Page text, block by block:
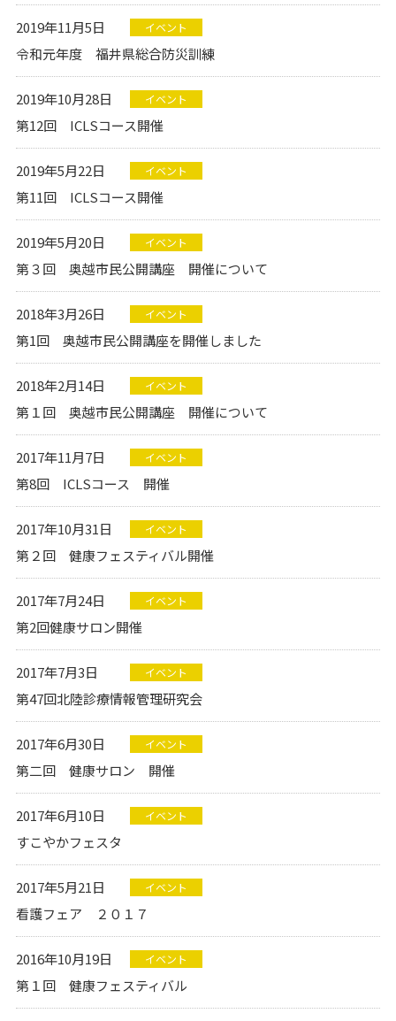
2019年11月5日 イベント
令和元年度 福井県総合防災訓練
2019年10月28日 イベント
第12回 ICLSコース開催
2019年5月22日 イベント
第11回 ICLSコース開催
2019年5月20日 イベント
第３回 奥越市民公開講座 開催について
2018年3月26日 イベント
第1回 奥越市民公開講座を開催しました
2018年2月14日 イベント
第１回 奥越市民公開講座 開催について
2017年11月7日 イベント
第8回 ICLSコース 開催
2017年10月31日 イベント
第２回 健康フェスティバル開催
2017年7月24日 イベント
第2回健康サロン開催
2017年7月3日 イベント
第47回北陸診療情報管理研究会
2017年6月30日 イベント
第二回 健康サロン 開催
2017年6月10日 イベント
すこやかフェスタ
2017年5月21日 イベント
看護フェア ２０１７
2016年10月19日 イベント
第１回 健康フェスティバル